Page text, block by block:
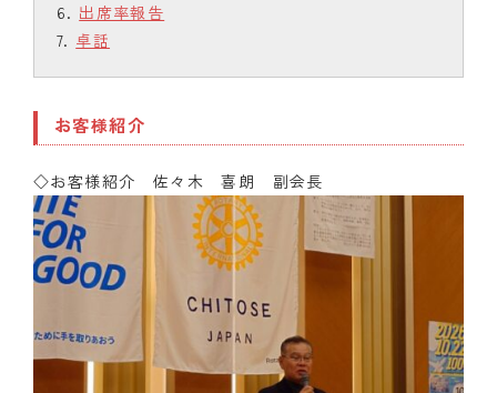
出席率報告
卓話
お客様紹介
◇お客様紹介 佐々木 喜朗 副会長